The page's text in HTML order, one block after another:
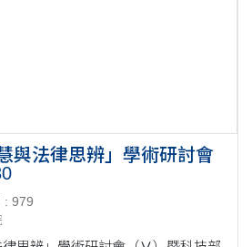
與法律思辨」學術研討會
: 979